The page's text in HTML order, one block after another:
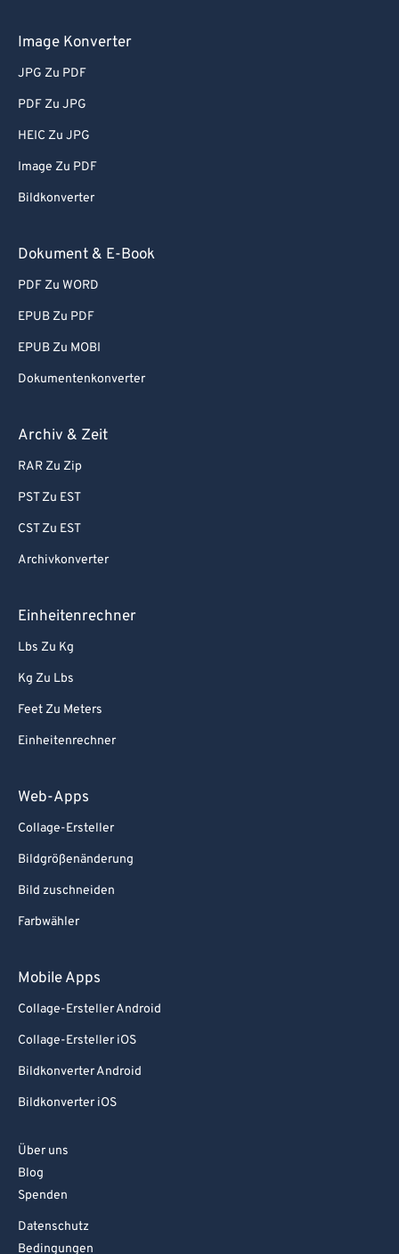
Image Konverter
JPG Zu PDF
PDF Zu JPG
HEIC Zu JPG
Image Zu PDF
Bildkonverter
Dokument & E-Book
PDF Zu WORD
EPUB Zu PDF
EPUB Zu MOBI
Dokumentenkonverter
Archiv & Zeit
RAR Zu Zip
PST Zu EST
CST Zu EST
Archivkonverter
Einheitenrechner
Lbs Zu Kg
Kg Zu Lbs
Feet Zu Meters
Einheitenrechner
Web-Apps
Collage-Ersteller
Bildgrößenänderung
Bild zuschneiden
Farbwähler
Mobile Apps
Collage-Ersteller Android
Collage-Ersteller iOS
Bildkonverter Android
Bildkonverter iOS
Über uns
Blog
Spenden
Datenschutz
Bedingungen